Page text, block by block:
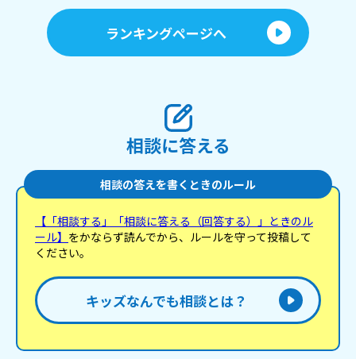
ランキングページへ
相談に答える
相談の答えを書くときのルール
【「相談する」「相談に答える（回答する）」ときのル
ール】 をかならず読んでから、ルールを守って投稿して
ください。
キッズなんでも相談とは？